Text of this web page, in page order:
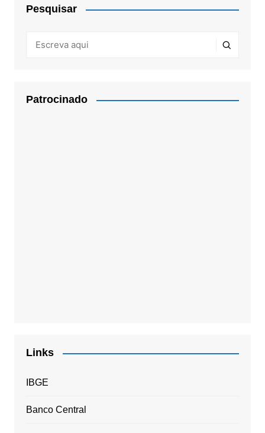
Pesquisar
Patrocinado
Links
IBGE
Banco Central